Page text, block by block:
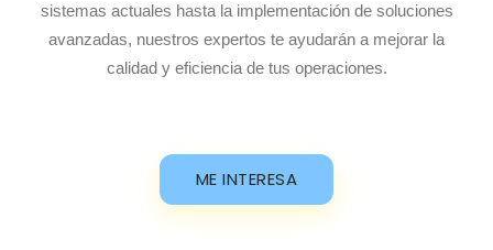
sistemas actuales hasta la implementación de soluciones
avanzadas, nuestros expertos te ayudarán a mejorar la
calidad y eficiencia de tus operaciones.
ME INTERESA